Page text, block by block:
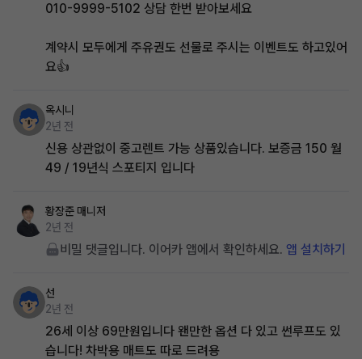
010-9999-5102 상담 한번 받아보세요
계약시 모두에게 주유권도 선물로 주시는 이벤트도 하고있어
요👍
옥시니
2년 전
신용 상관없이 중고렌트 가능 상품있습니다. 보증금 150 월
49 / 19년식 스포티지 입니다
황장준 매니저
2년 전
비밀 댓글입니다. 이어카 앱에서 확인하세요. 앱 설치하기
선
2년 전
26세 이상 69만원입니다 왠만한 옵션 다 있고 썬루프도 있
습니다! 차박용 매트도 따로 드려용